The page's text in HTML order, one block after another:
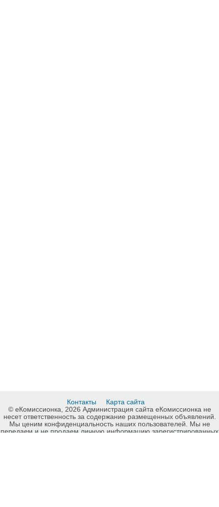
Контакты
Карта сайта
© еКомиссионка, 2026 Администрация сайта еКомиссионка не
несет ответственность за содержание размещенных объявлений.
Мы ценим конфиденциальность наших пользователей. Мы не
передаем и не продаем личную информацию зарегистрированных